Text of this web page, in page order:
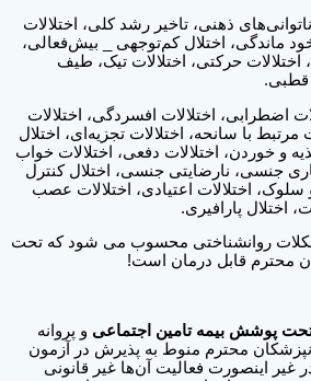
ذهنی، تاخیر رشد کلی، اختلالات
ماندگی، اختلال کم‌توجهی _ بیش‌فعالی،
اختلالات حرکتی، اختلالات تیک، طیف
قطبی.
اضطرابی، اختلالات افسردگی، اختلالات
با سانحه، اختلالات تجزیه‌ای، اختلال
و خوردن، اختلالات دفعی، اختلالات خواب
جنسی، نارضایتی جنسی، اختلال کنترل
سلوک، اختلالات اعتیادی، اختلالات عصب
اختلال پارافیری.
روانشناختی محسوب می شود که تحت
محترم قابل درمان است!
پوشش بیمه تامین اجتماعی و پروانه
محترم منوط به پذیرش در آزمون
اینصورت فعالیت آن‌ها غیر قانونی